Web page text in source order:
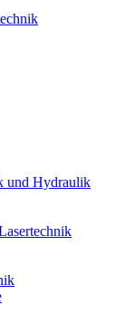
und Hydraulik